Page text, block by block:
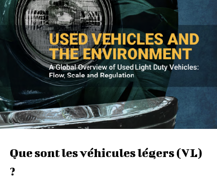
Que sont les véhicules légers (VL)
?